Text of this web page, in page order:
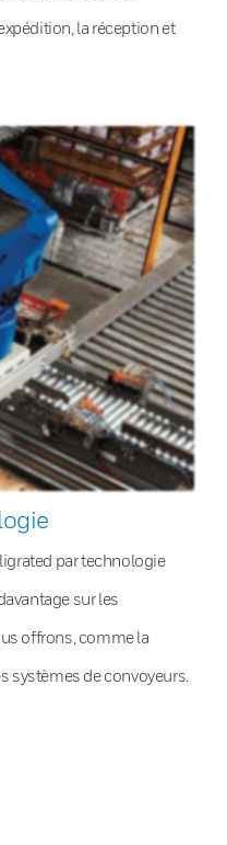
la réception et
par technologie
sur les
offrons, comme la
systèmes de convoyeurs.